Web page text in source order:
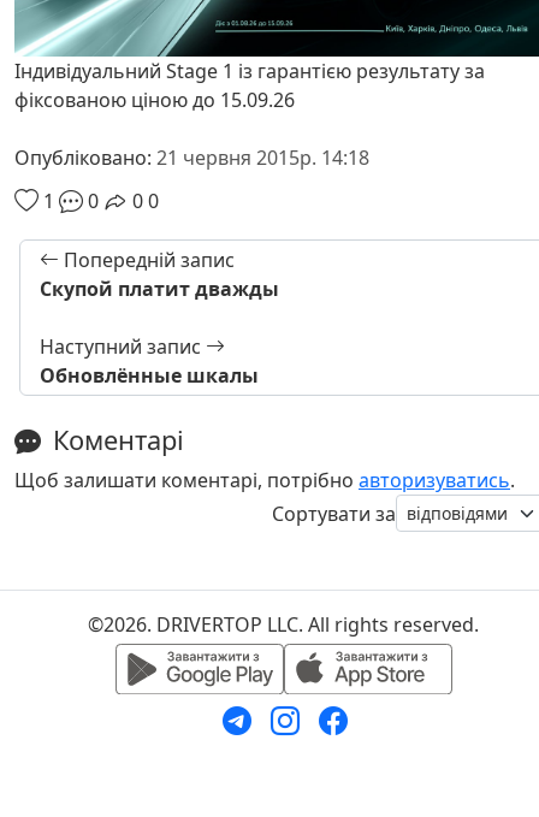
Індивідуальний Stage 1 із гарантією результату за
фіксованою ціною до 15.09.26
Опубліковано: 21 червня 2015р. 14:18
1
0 00
Попередній запис
Скупой платит дважды
Наступний запис
Обновлённые шкалы
Коментарі
Щоб залишати коментарі, потрібно авторизуватись.
Сортувати за
©2026. DRIVERTOP LLC. All rights reserved.